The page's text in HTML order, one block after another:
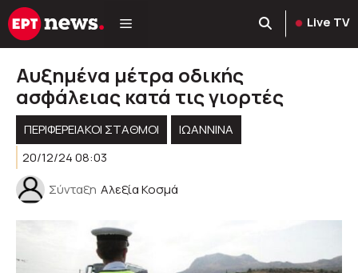
Μετάβαση
σε
Live TV
Αυξημένα μέτρα οδικής
ασφάλειας κατά τις γιορτές
ΠΕΡΙΦΕΡΕΙΑΚΟΊ ΣΤΑΘΜΟΊ
ΙΩΑΝΝΙΝΑ
20/12/24 08:03
Σύνταξη Αλεξία Κοσμά